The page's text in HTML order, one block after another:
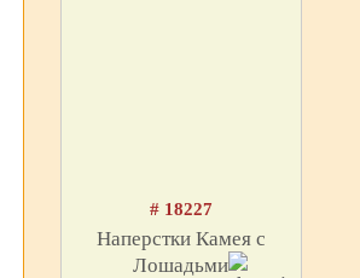
# 18227
Наперстки Камея с
Лошадьми